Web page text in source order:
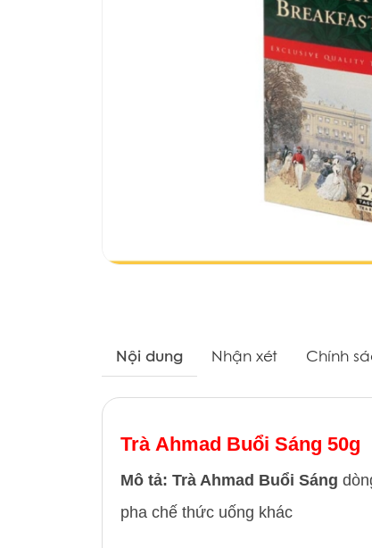
Nội dung Nhận xét Chính
Trà Ahmad Buổi Sáng 50g
Mô tả: Trà Ahmad Buổi Sáng
pha chế thức uống khác